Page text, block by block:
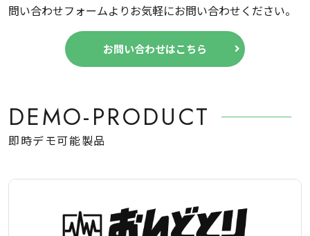
問い合わせフォームよりお気軽にお問い合わせください。
お問い合わせはこちら
DEMO-PRODUCT
即時デモ可能製品